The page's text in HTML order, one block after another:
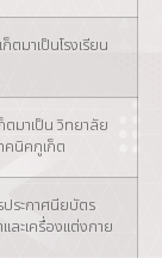
ตมาเป็นโรงเรียน
ตมาเป็น วิทยาลัย
คนิคภูเก็ต
ระกาศนียบัตร
ละเครื่องแต่งกาย